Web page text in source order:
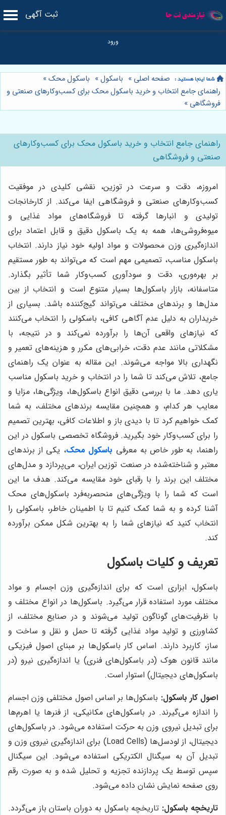
ثبت آگهی
صفحه اصلی » باسکول» باسکول محک»
راهنمای جامع انتخاب و خرید باسکول محک برای کسب‌وکارهای صنعتی و
فروشگاهی »
راهنمای جامع انتخاب و خرید باسکول محک برای کسب‌وکارهای
صنعتی و فروشگاهی
امروزه، دقت و سرعت در توزین، نقشی کلیدی در موفقیت
کسب‌وکارهای صنعتی و فروشگاهی ایفا می‌کند. از کارخانجات
تولیدی و انبارها گرفته تا فروشگاه‌های مواد غذایی و
میوه‌فروشی‌ها، همه به یک باسکول دقیق و قابل اعتماد برای
اندازه‌گیری وزن محصولات و مواد اولیه خود نیاز دارند. انتخاب
باسکول مناسب، تصمیمی مهم است که می‌تواند به طور مستقیم
بر بهره‌وری، دقت و سودآوری کسب‌وکار شما تأثیر بگذارد.
متاسفانه، بازار باسکول‌ها بسیار متنوع است و انتخاب از بین
مدل‌ها و برندهای مختلف می‌تواند گیج‌کننده باشد. بسیاری از
خریداران به دلیل عدم آگاهی کافی، باسکولی را انتخاب می‌کنند
که نیازهای واقعی آن‌ها را برآورده نمی‌کند و در نتیجه، با
مشکلاتی مانند عدم دقت، خرابی‌های مکرر و هزینه‌های تعمیر و
نگهداری بالا مواجه می‌شوند. این مقاله به عنوان یک راهنمای
جامع، تلاش می‌کند تا شما را در انتخاب و خرید باسکول مناسب
یاری دهد. ما با بررسی دقیق انواع باسکول‌ها، ویژگی‌ها، مزایا و
معایب هر کدام، و همچنین مقایسه برندهای مختلف، به شما
کمک خواهیم کرد تا با دیدی باز و اطلاعات کافی، بهترین تصمیم
را برای کسب‌وکار خود بگیرید. فروشگاه تخصصی باسکول در این
راهنما، به طور خاص به معرفی باسکول‌ محک، یکی از برندهای
معتبر و شناخته‌شده در صنعت توزین ایران، می‌پردازد و مدل‌های
مختلف این برند را با رقبای خود مقایسه می‌کند. هدف ما این
است که شما را با ویژگی‌های منحصربه‌فرد باسکول‌های محک
آشنا کرده و به شما کمک کنیم تا با اطمینان خاطر، باسکولی را
انتخاب کنید که نیازهای شما را به بهترین شکل ممکن برآورده
کند.
تعریف و کلیات باسکول
باسکول، ابزاری است که برای اندازه‌گیری وزن اجسام و مواد
مختلف مورد استفاده قرار می‌گیرد. باسکول‌ها در انواع مختلف و
با ظرفیت‌های گوناگون تولید می‌شوند و در صنایع مختلف، از
کشاورزی و تولید مواد غذایی گرفته تا حمل و نقل و ساخت و
ساز، کاربرد دارند. اساس کار باسکول‌ها بر مبنای اصول فیزیکی
مانند قانون هوک (در باسکول‌های فنری) یا اندازه‌گیری نیرو (در
باسکول‌های دیجیتال) استوار است.
اصول کار باسکول: باسکول‌ها بر اساس اصول مختلفی وزن اجسام
را اندازه می‌گیرند. در باسکول‌های مکانیکی، از فنرها یا اهرم‌ها
برای تبدیل نیروی وزن به حرکت استفاده می‌شود. در باسکول‌های
دیجیتال، از لودسل‌ها (Load Cells) برای اندازه‌گیری نیروی وزن و
تبدیل آن به سیگنال الکتریکی استفاده می‌شود. این سیگنال
سپس توسط یک پردازنده تجزیه و تحلیل شده و به صورت رقم
روی صفحه نمایش نشان داده می‌شود.
تاریخچه باسکول: تاریخچه باسکول به دوران باستان باز می‌گردد.